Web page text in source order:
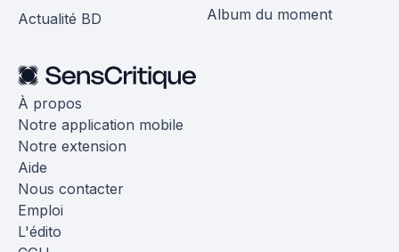
Actualité BD
Album du moment
À propos
Notre application mobile
Notre extension
Aide
Nous contacter
Emploi
L'édito